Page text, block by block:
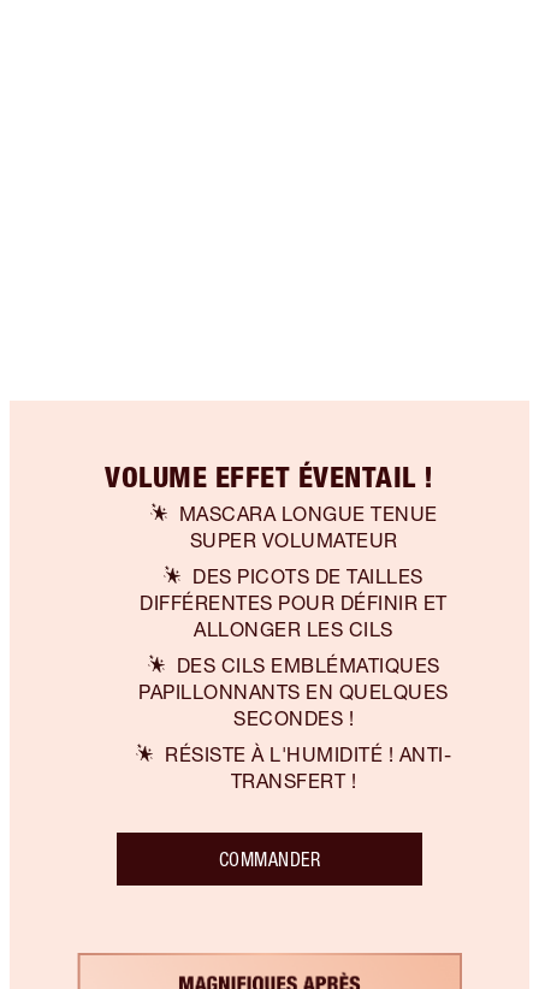
VOLUME EFFET ÉVENTAIL !
MASCARA LONGUE TENUE
SUPER VOLUMATEUR
DES PICOTS DE TAILLES
DIFFÉRENTES POUR DÉFINIR ET
ALLONGER LES CILS
DES CILS EMBLÉMATIQUES
PAPILLONNANTS EN QUELQUES
SECONDES !
RÉSISTE À L'HUMIDITÉ ! ANTI-
TRANSFERT !
COMMANDER